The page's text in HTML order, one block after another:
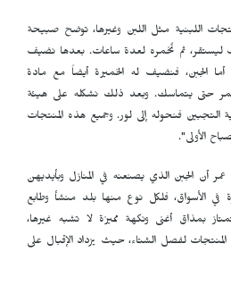
اللبنية مثل اللبن وغيرها، توضح صبيحة
ليستقر، ثم نُخمره لعدة ساعات. بعدها نضيف
أما الجبن، فنضيف له الخميرة أيضاً مع مادة
حتى يتماسك. وبعد ذلك نشكله على هيئة
التجبين فنحوله إلى لور. وجميع هذه المنتجات
الأولى".
أن الجبن الذي يصنعنه في المنازل وبأيديهن
في الأسواق، فلكل نوع منها بلد منشأ وطابع
بمذاق أغنى ونكهة مميزة لا تشبه غيرها،
لفصل الشتاء، حيث يزداد الإقبال على